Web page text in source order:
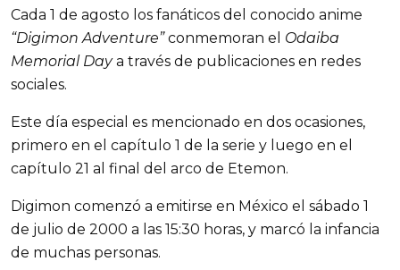
Cada 1 de agosto los fanáticos del conocido anime
“Digimon Adventure”conmemoran el Odaiba
Memorial Daya través de publicaciones en redes
sociales.
Este día especial es mencionado en dos ocasiones,
primero en el capítulo 1 de la serie y luego en el
capítulo 21 al final del arco de Etemon.
Digimon comenzó a emitirse en México el sábado 1
de julio de 2000 a las 15:30 horas, y marcó la infancia
de muchas personas.